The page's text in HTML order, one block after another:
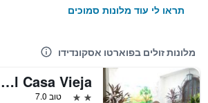
תראו לי עוד מלונות סמוכים
מלונות זולים בפוארטו אסקונדידו
Hotel Casa Vieja
2 כוכבים
טוב 7.0